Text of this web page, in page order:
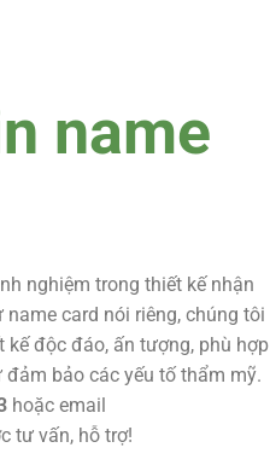
name
nghiệm trong thiết kế nhận
card nói riêng, chúng tôi
độc đáo, ấn tượng, phù hợp
bảo các yếu tố thẩm mỹ.
hoặc email
tư vấn, hỗ trợ!